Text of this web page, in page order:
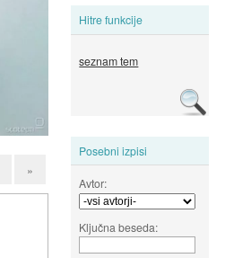
Hitre funkcije
seznam tem
Posebni izpisi
Avtor:
Ključna beseda:
»